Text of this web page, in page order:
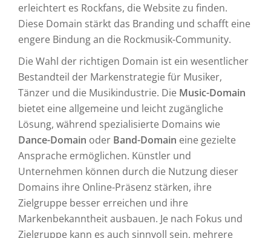
erleichtert es Rockfans, die Website zu finden.
Diese Domain stärkt das Branding und schafft eine
engere Bindung an die Rockmusik-Community.
Die Wahl der richtigen Domain ist ein wesentlicher
Bestandteil der Markenstrategie für Musiker,
Tänzer und die Musikindustrie. Die Music-Domain
bietet eine allgemeine und leicht zugängliche
Lösung, während spezialisierte Domains wie
Dance-Domain oder Band-Domain eine gezielte
Ansprache ermöglichen. Künstler und
Unternehmen können durch die Nutzung dieser
Domains ihre Online-Präsenz stärken, ihre
Zielgruppe besser erreichen und ihre
Markenbekanntheit ausbauen. Je nach Fokus und
Zielgruppe kann es auch sinnvoll sein, mehrere